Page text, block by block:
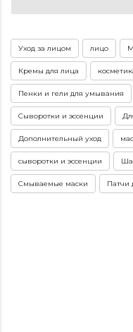
Уход за лицом лицо
Кремы для лица
Пенки и гели для умывания
Сыворотки и эссенции
Дополнительный уход
сыворотки и эссенции
Смываемые маски Патчи